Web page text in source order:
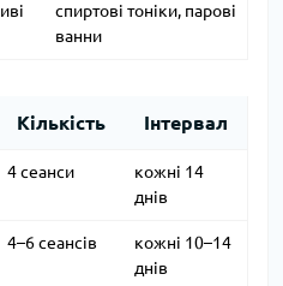
спиртові тоніки, парові
ванни
Кількість Інтервал
4 сеанси
кожні 14
днів
4–6 сеансів
кожні 10–14
днів